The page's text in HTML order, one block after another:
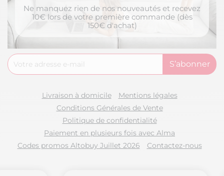
Ne manquez rien de nos nouveautés et recevez
10€ lors de votre première commande (dès
150€ d'achat)
Livraison à domicile
Mentions légales
Conditions Générales de Vente
Politique de confidentialité
Paiement en plusieurs fois avec Alma
Codes promos Altobuy Juillet 2026
Contactez-nous